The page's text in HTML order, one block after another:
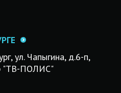
ул. Чапыгина, д.6-п,
"ТВ-ПОЛИС"